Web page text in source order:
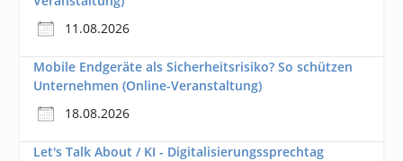
11.08.2026
Mobile Endgeräte als Sicherheitsrisiko? So schützen
Unternehmen (Online-Veranstaltung)
18.08.2026
Let's Talk About / KI - Digitalisierungssprechtag